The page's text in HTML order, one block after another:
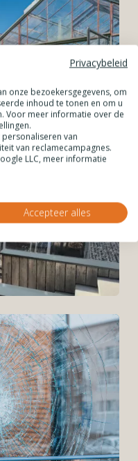
Privacybeleid
onze bezoekersgegevens, om
inhoud te tonen en om u
Voor meer informatie over de
van
van reclamecampagnes.
LLC, meer informatie
Accepteer alles